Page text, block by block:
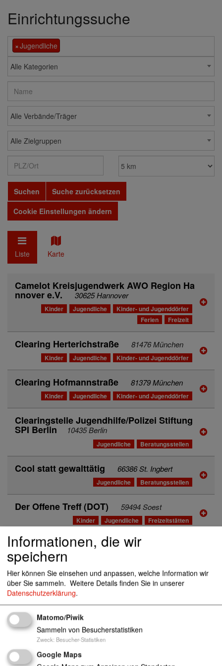
Einrichtungssuche
×Jugendliche
Alle Kategorien
Alle Verbände/Träger
Alle Zielgruppen
Suchen
Suche zurücksetzen
Cookie Einstellungen ändern
Liste Karte
Camelot Kreisjugendwerk AWO Region Ha
nnover e.V. 30625 Hannover
Kinder Jugendliche
Kinder- und Jugenddörfer
Ferien
Freizeit
Clearing Herterichstraße 81476 München
Kinder Jugendliche Kinder- und Jugenddörfer
Clearing Hofmannstraße 81379 München
Kinder Jugendliche Kinder- und Jugenddörfer
Clearingstelle Jugendhilfe/Polizei Stiftung
SPI Berlin 10435 Berlin
Jugendliche Beratungsstellen
Cool statt gewalttätig 66386 St. Ingbert
Jugendliche Beratungsstellen
Der Offene Treff (DOT) 59494 Soest
Kinder Jugendliche Freizeitstätten
Desperados Kreisjugendwerk AWO Region
Hannover e.V.
Kinder Jugendliche
Kinder- und Jugenddörfer
Ferien
Freizeit
Die Insel Kreisjugendwerk AWO Region Ha
nnover e.V. 30455 Hannover
Kinder Jugendliche
Kinder- und Jugenddörfer
Die Wellenbrecher Kreisjugendwerk AWO R
Informationen, die wir
speichern
Hier können Sie einsehen und anpassen, welche Information wir
über Sie sammeln. Weitere Details finden Sie in unserer
Datenschutzerklärung.
Matomo/Piwik
Sammeln von Besucherstatistiken
Zweck: Besucher-Statistiken
Google Maps